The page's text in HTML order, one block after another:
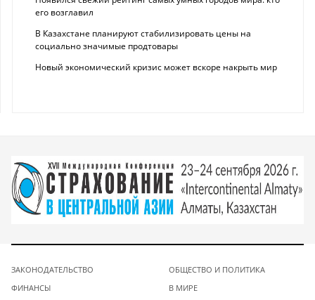
его возглавил
В Казахстане планируют стабилизировать цены на
социально значимые продтовары
Новый экономический кризис может вскоре накрыть мир
ЗАКОНОДАТЕЛЬСТВО
ФИНАНСЫ
ОБЩЕСТВО И ПОЛИТИКА
В МИРЕ